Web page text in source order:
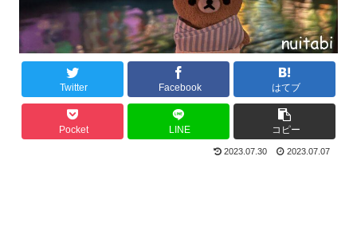
Twitter Facebook はてブ
Pocket LINE コピー
2023.07.30 2023.07.07